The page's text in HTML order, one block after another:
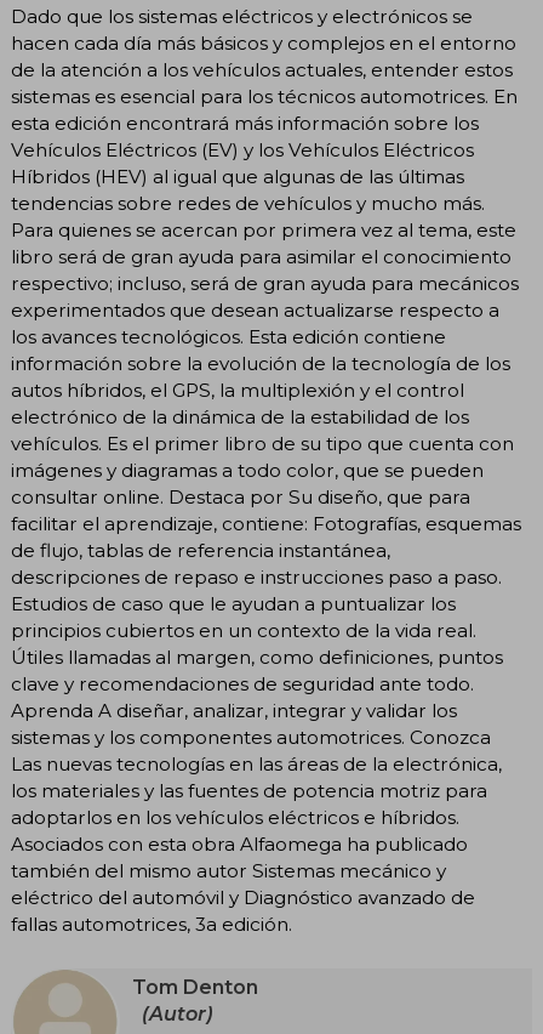
Dado que los sistemas eléctricos y electrónicos se
hacen cada día más básicos y complejos en el entorno
de la atención a los vehículos actuales, entender estos
sistemas es esencial para los técnicos automotrices. En
esta edición encontrará más información sobre los
Vehículos Eléctricos (EV) y los Vehículos Eléctricos
Híbridos (HEV) al igual que algunas de las últimas
tendencias sobre redes de vehículos y mucho más.
Para quienes se acercan por primera vez al tema, este
libro será de gran ayuda para asimilar el conocimiento
respectivo; incluso, será de gran ayuda para mecánicos
experimentados que desean actualizarse respecto a
los avances tecnológicos. Esta edición contiene
información sobre la evolución de la tecnología de los
autos híbridos, el GPS, la multiplexión y el control
electrónico de la dinámica de la estabilidad de los
vehículos. Es el primer libro de su tipo que cuenta con
imágenes y diagramas a todo color, que se pueden
consultar online. Destaca por Su diseño, que para
facilitar el aprendizaje, contiene: Fotografías, esquemas
de flujo, tablas de referencia instantánea,
descripciones de repaso e instrucciones paso a paso.
Estudios de caso que le ayudan a puntualizar los
principios cubiertos en un contexto de la vida real.
Útiles llamadas al margen, como definiciones, puntos
clave y recomendaciones de seguridad ante todo.
Aprenda A diseñar, analizar, integrar y validar los
sistemas y los componentes automotrices. Conozca
Las nuevas tecnologías en las áreas de la electrónica,
los materiales y las fuentes de potencia motriz para
adoptarlos en los vehículos eléctricos e híbridos.
Asociados con esta obra Alfaomega ha publicado
también del mismo autor Sistemas mecánico y
eléctrico del automóvil y Diagnóstico avanzado de
fallas automotrices, 3a edición.
Tom Denton
(Autor)